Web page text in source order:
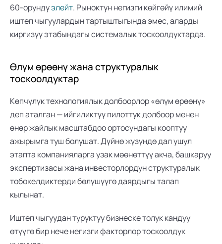
60-орунду элейт. Рыноктун негизги көйгөйү илимий
иштеп чыгуулардын тартыштыгында эмес, аларды
киргизүү этабындагы системалык тоскоолдуктарда.
Өлүм өрөөнү жана структуралык
тоскоолдуктар
Көпчүлүк технологиялык долбоорлор «өлүм өрөөнү»
деп аталган — ийгиликтүү пилоттук долбоор менен
өнөр жайлык масштабдоо ортосундагы кооптуу
ажырымга туш болушат. Дүйнө жүзүндө дал ушул
этапта компанияларга узак мөөнөттүү акча, башкаруу
экспертизасы жана инвесторлордун структуралык
тобокелдиктерди бөлүшүүгө даярдыгы талап
кылынат.
Иштеп чыгуудан туруктуу бизнеске толук кандуу
өтүүгө бир нече негизги факторлор тоскоолдук